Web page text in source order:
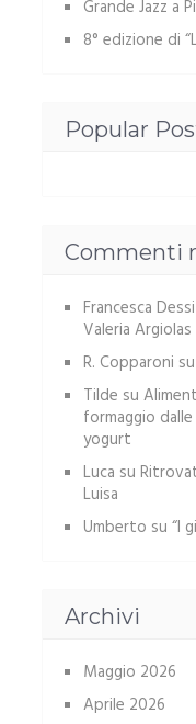
Grande Jazz a
8° edizione di
Popular
Commenti
Francesca Dessi
Valeria Argiolas
R. Copparoni su
Tilde su
formaggio
yogurt
Luca su
Luisa
Umberto su “I
Archivi
Maggio 2026
Aprile 2026